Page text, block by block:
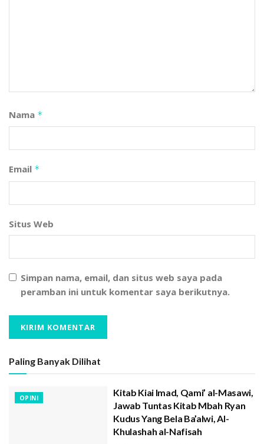
Nama *
Email *
Situs Web
Simpan nama, email, dan situs web saya pada
peramban ini untuk komentar saya berikutnya.
Paling Banyak Dilihat
OPINI
Kitab Kiai Imad, Qami’ al-Masawi,
Jawab Tuntas Kitab Mbah Ryan
Kudus Yang Bela Ba’alwi, Al-
Khulashah al-Nafisah